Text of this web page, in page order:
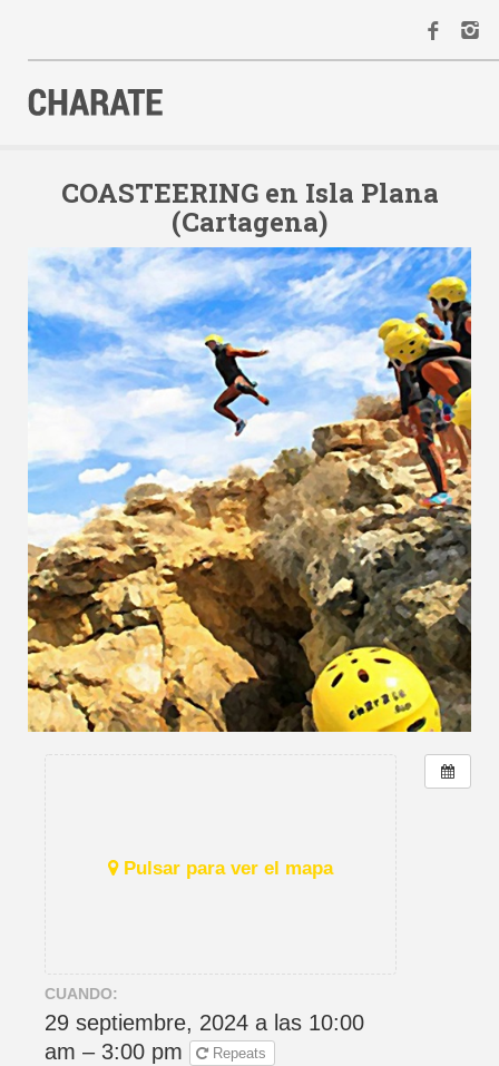
AGENDA
ALQUILER
EQUIPO
CONTACTO
COASTEERING en Isla Plana
(Cartagena)
Pulsar para ver el mapa
CUANDO:
29 septiembre, 2024 a las 10:00
am – 3:00 pm
Repeats